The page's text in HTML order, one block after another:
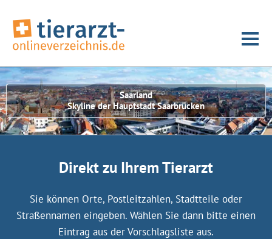
Saarland
Skyline der Hauptstadt Saarbrücken
Direkt zu Ihrem Tierarzt
Sie können Orte, Postleitzahlen, Stadtteile oder
Straßennamen eingeben. Wählen Sie dann bitte einen
Eintrag aus der Vorschlagsliste aus.